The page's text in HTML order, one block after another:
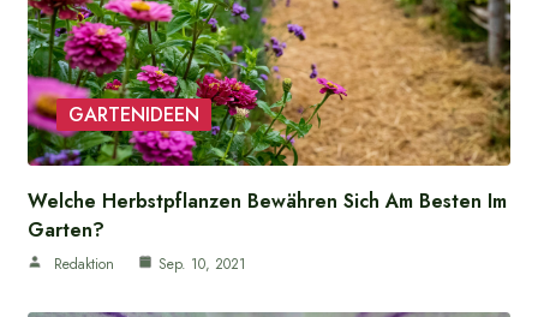
GARTENIDEEN
Welche Herbstpflanzen Bewähren Sich Am Besten Im
Garten?
Redaktion Sep. 10, 2021